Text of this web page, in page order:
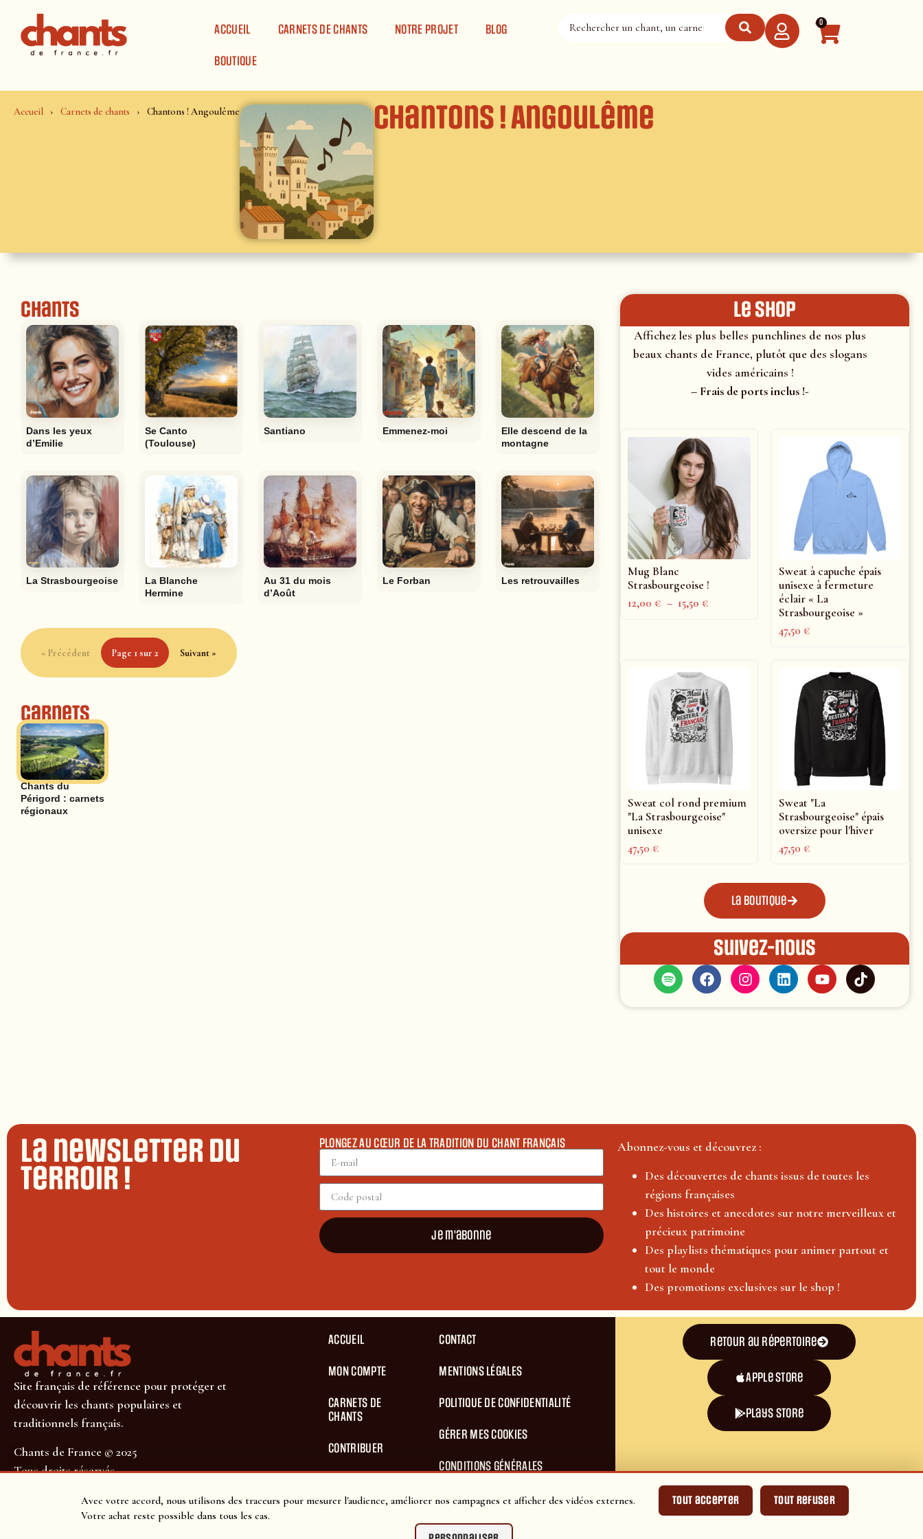
Avec votre accord, nous utilisons des traceurs pour mesurer l'audience, améliorer nos campagnes et afficher des vidéos externes.
Votre achat reste possible dans tous les cas.
Tout accepter Tout refuser
ACCUEIL CARNETS DE CHANTS NOTRE PROJET BLOG
BOUTIQUE
0
Accueil Carnets de chants Chantons ! Angoulême Chantons ! Angoulême
Chants
Dans les yeux
d’Emilie
Se Canto
(Toulouse)
Santiano Emmenez-moi
Elle descend de la
montagne
La Strasbourgeoise
La Blanche
Hermine
Au 31 du mois
d’Août
Le Forban Les retrouvailles
« Précédent Page 1 sur 2 Suivant »
Carnets
Chants du
Périgord : carnets
régionaux
le shop
Affichez les plus belles punchlines de nos plus
beaux chants de France, plutôt que des slogans
vides américains !
– Frais de ports inclus !-
Mug Blanc
Strasbourgeoise !
12,00€ – 15,50€
Sweat à capuche épais
unisexe à fermeture
éclair « La
Strasbourgeoise »
47,50€
Sweat col rond premium
"La Strasbourgeoise"
unisexe
47,50€
Sweat "La
Strasbourgeoise" épais
oversize pour l'hiver
47,50€
La boutique
Suivez-nous
La newsletter du
terroir !
PLONGEZ AU CŒUR DE LA TRADITION DU CHANT FRANÇAIS
Je m'abonne
Abonnez-vous et découvrez :
Des découvertes de chants issus de toutes les
régions françaises
Des histoires et anecdotes sur notre merveilleux et
précieux patrimoine
Des playlists thématiques pour animer partout et
tout le monde
Des promotions exclusives sur le shop !
Site français de référence pour protéger et
découvrir les chants populaires et
traditionnels français.
Chants de France © 2025
Tous droits réservés
SUIVEZ-NOUS POUR NE RIEN MANQUER !
ACCUEIL
MON COMPTE
CARNETS DE
CHANTS
CONTRIBUER
CONTACT
MENTIONS LÉGALES
POLITIQUE DE CONFIDENTIALITÉ
GÉRER MES COOKIES
CONDITIONS GÉNÉRALES
CONDITIONS GÉNÉRALES DE VENTES
Retour au répertoire
Apple Store
plays store